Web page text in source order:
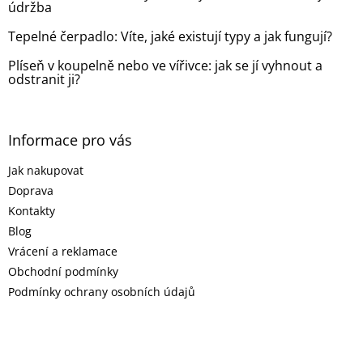
údržba
Tepelné čerpadlo: Víte, jaké existují typy a jak fungují?
Plíseň v koupelně nebo ve vířivce: jak se jí vyhnout a
odstranit ji?
Informace pro vás
Jak nakupovat
Doprava
Kontakty
Blog
Vrácení a reklamace
Obchodní podmínky
Podmínky ochrany osobních údajů